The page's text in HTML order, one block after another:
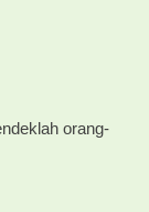
orang-